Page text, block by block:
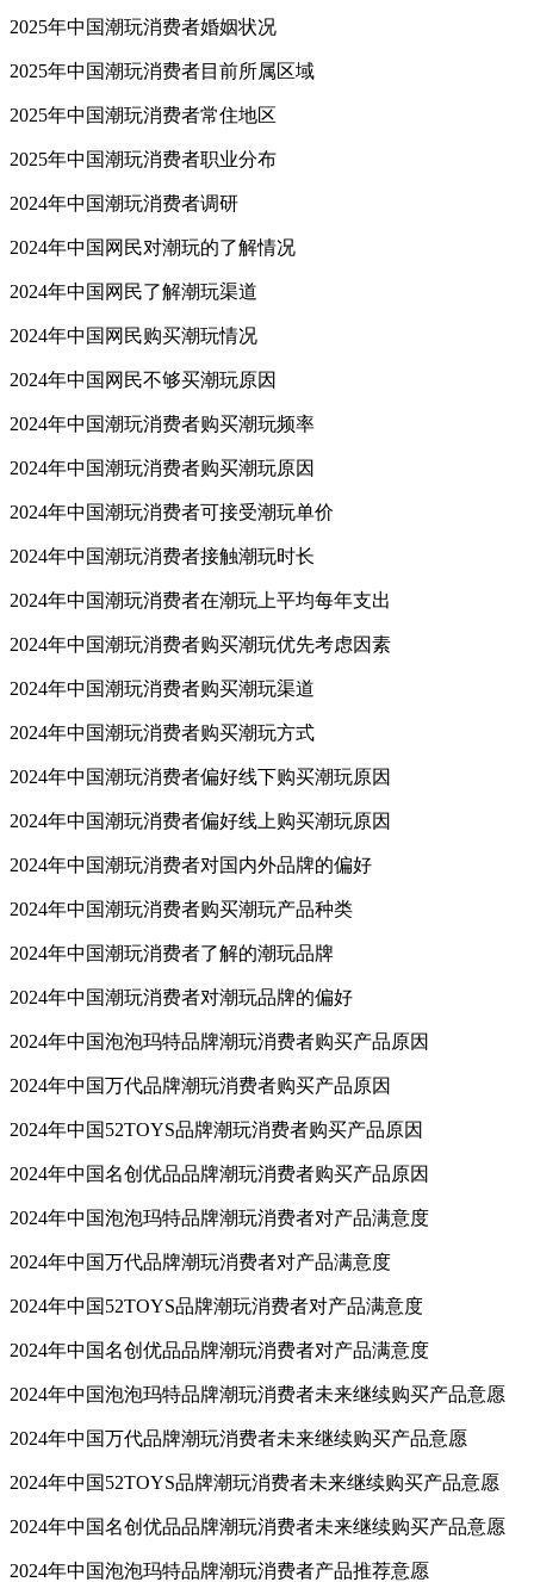
2025年中国潮玩消费者婚姻状况
2025年中国潮玩消费者目前所属区域
2025年中国潮玩消费者常住地区
2025年中国潮玩消费者职业分布
2024年中国潮玩消费者调研
2024年中国网民对潮玩的了解情况
2024年中国网民了解潮玩渠道
2024年中国网民购买潮玩情况
2024年中国网民不够买潮玩原因
2024年中国潮玩消费者购买潮玩频率
2024年中国潮玩消费者购买潮玩原因
2024年中国潮玩消费者可接受潮玩单价
2024年中国潮玩消费者接触潮玩时长
2024年中国潮玩消费者在潮玩上平均每年支出
2024年中国潮玩消费者购买潮玩优先考虑因素
2024年中国潮玩消费者购买潮玩渠道
2024年中国潮玩消费者购买潮玩方式
2024年中国潮玩消费者偏好线下购买潮玩原因
2024年中国潮玩消费者偏好线上购买潮玩原因
2024年中国潮玩消费者对国内外品牌的偏好
2024年中国潮玩消费者购买潮玩产品种类
2024年中国潮玩消费者了解的潮玩品牌
2024年中国潮玩消费者对潮玩品牌的偏好
2024年中国泡泡玛特品牌潮玩消费者购买产品原因
2024年中国万代品牌潮玩消费者购买产品原因
2024年中国52TOYS品牌潮玩消费者购买产品原因
2024年中国名创优品品牌潮玩消费者购买产品原因
2024年中国泡泡玛特品牌潮玩消费者对产品满意度
2024年中国万代品牌潮玩消费者对产品满意度
2024年中国52TOYS品牌潮玩消费者对产品满意度
2024年中国名创优品品牌潮玩消费者对产品满意度
2024年中国泡泡玛特品牌潮玩消费者未来继续购买产品意愿
2024年中国万代品牌潮玩消费者未来继续购买产品意愿
2024年中国52TOYS品牌潮玩消费者未来继续购买产品意愿
2024年中国名创优品品牌潮玩消费者未来继续购买产品意愿
2024年中国泡泡玛特品牌潮玩消费者产品推荐意愿